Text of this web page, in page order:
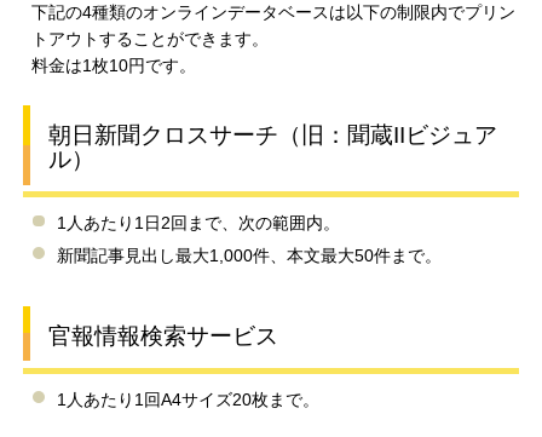
下記の4種類のオンラインデータベースは以下の制限内でプリン
トアウトすることができます。
料金は1枚10円です。
朝日新聞クロスサーチ（旧：聞蔵IIビジュア
ル）
1人あたり1日2回まで、次の範囲内。
新聞記事見出し最大1,000件、本文最大50件まで。
官報情報検索サービス
1人あたり1回A4サイズ20枚まで。